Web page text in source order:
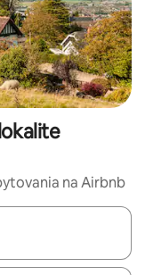
na Airbnb
si ich prechádzať